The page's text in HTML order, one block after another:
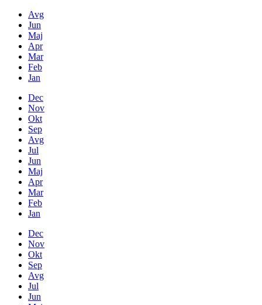
Avg
Jun
Maj
Apr
Mar
Feb
Jan
Dec
Nov
Okt
Sep
Avg
Jul
Jun
Maj
Apr
Mar
Feb
Jan
Dec
Nov
Okt
Sep
Avg
Jul
Jun